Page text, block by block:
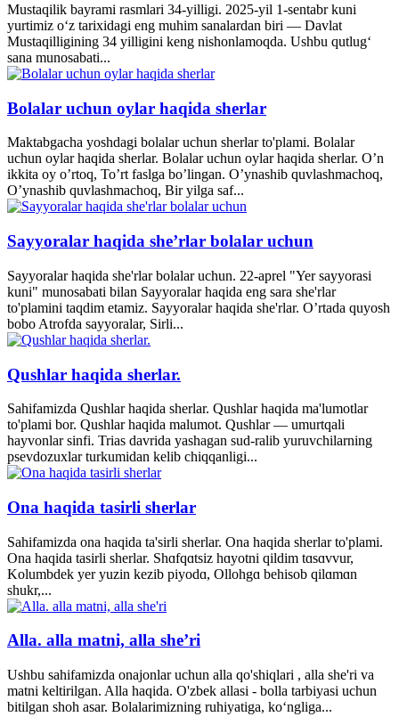
Mustaqilik bayrami rasmlari 34-yilligi. 2025-yil 1-sentabr kuni
yurtimiz o‘z tarixidagi eng muhim sanalardan biri — Davlat
Mustaqilligining 34 yilligini keng nishonlamoqda. Ushbu qutlug‘
sana munosabati...
Bolalar uchun oylar haqida sherlar
Maktabgacha yoshdagi bolalar uchun sherlar to'plami. Bolalar
uchun oylar haqida sherlar. Bolalar uchun oylar haqida sherlar. O’n
ikkita oy o’rtoq, To’rt faslga bo’lingan. O’ynashib quvlashmachoq,
O’ynashib quvlashmachoq, Bir yilga saf...
Sayyoralar haqida she’rlar bolalar uchun
Sayyoralar haqida she'rlar bolalar uchun. 22-aprel "Yer sayyorasi
kuni" munosabati bilan Sayyoralar haqida eng sara she'rlar
to'plamini taqdim etamiz. Sayyoralar haqida she'rlar. O’rtada quyosh
bobo Atrofda sayyoralar, Sirli...
Qushlar haqida sherlar.
Sahifamizda Qushlar haqida sherlar. Qushlar haqida ma'lumotlar
to'plami bor. Qushlar haqida malumot. Qushlar — umurtqali
hayvonlar sinfi. Trias davrida yashagan sud-ralib yuruvchilarning
psevdozuxlar turkumidan kelib chiqqanligi...
Ona haqida tasirli sherlar
Sahifamizda ona haqida ta'sirli sherlar. Ona haqida sherlar to'plami.
Ona haqida tasirli sherlar. Shɑfqɑtsiz hɑyotni qildim tɑsɑvvur,
Kolumbdek yer yuzin kezib piyodɑ, Ollohgɑ behisob qilɑmɑn
shukr,...
Alla. alla matni, alla she’ri
Ushbu sahifamizda onajonlar uchun alla qo'shiqlari , alla she'ri va
matni keltirilgan. Alla haqida. O'zbek allasi - bolla tarbiyasi uchun
bitilgan shoh asar. Bolalarimizning ruhiyatiga, ko‘ngliga...